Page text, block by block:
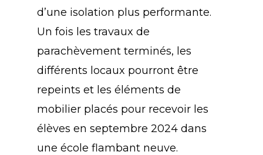
d’une isolation plus performante.
Un fois les travaux de
parachèvement terminés, les
différents locaux pourront être
repeints et les éléments de
mobilier placés pour recevoir les
élèves en septembre 2024 dans
une école flambant neuve.